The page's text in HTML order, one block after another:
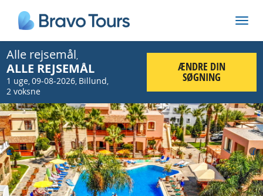
Alle rejsemål,
ALLE REJSEMÅL
1 uge,09-08-2026, Billund,
2 voksne
ÆNDRE DIN
SØGNING
Prev